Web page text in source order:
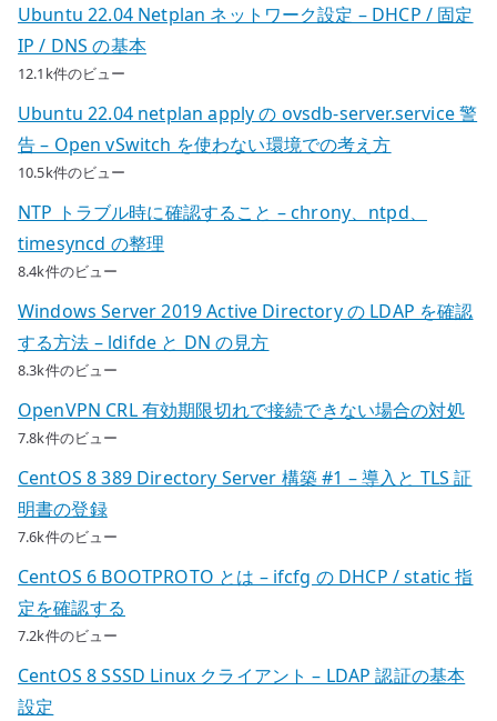
Ubuntu 22.04 Netplan ネットワーク設定 – DHCP / 固定
IP / DNS の基本
12.1k件のビュー
Ubuntu 22.04 netplan apply の ovsdb-server.service 警
告 – Open vSwitch を使わない環境での考え方
10.5k件のビュー
NTP トラブル時に確認すること – chrony、ntpd、
timesyncd の整理
8.4k件のビュー
Windows Server 2019 Active Directory の LDAP を確認
する方法 – ldifde と DN の見方
8.3k件のビュー
OpenVPN CRL 有効期限切れで接続できない場合の対処
7.8k件のビュー
CentOS 8 389 Directory Server 構築 #1 – 導入と TLS 証
明書の登録
7.6k件のビュー
CentOS 6 BOOTPROTO とは – ifcfg の DHCP / static 指
定を確認する
7.2k件のビュー
CentOS 8 SSSD Linux クライアント – LDAP 認証の基本
設定